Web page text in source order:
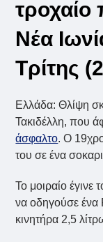
τροχαίο
Νέα
Τρίτης
Ελλάδα: Θλίψη
Τακιδέλλη, που
άσφαλτο. Ο
του σε ένα
Το μοιραίο έγινε
να οδηγούσε ένα
κινητήρα 2,5